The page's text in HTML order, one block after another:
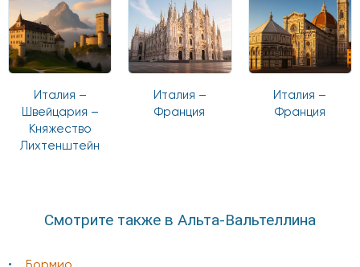
Италия –
Швейцария –
Княжество
Лихтенштейн
Италия –
Франция
Италия –
Франция
Смотрите также в Альта-Вальтеллина